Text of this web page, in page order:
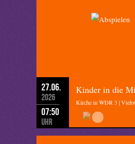
27.06.
2026
07:50
Uhr
Kinder in die
Kirche in WDR 3 |